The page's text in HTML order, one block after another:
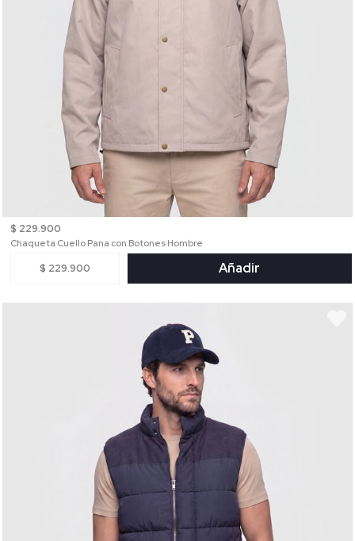
$ 229.900
Chaqueta Cuello Pana con Botones Hombre
$ 229.900 Añadir